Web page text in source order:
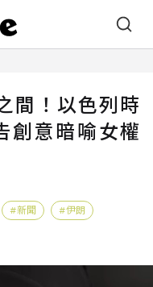
間！以色列時
創意暗喻女權
新聞 伊朗